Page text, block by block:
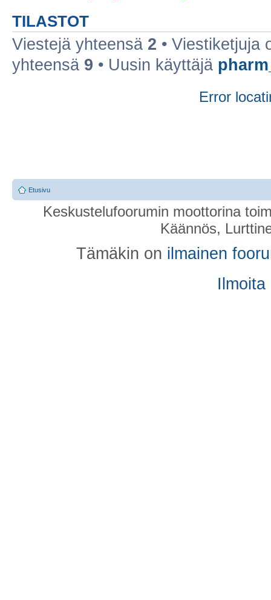
TILASTOT
Viestejä yhteensä 2 • Viestiketjuja
yhteensä 9 • Uusin käyttäjä
Error
Etusivu
Keskustelufoorumin moottorina
Käännös,
Tämäkin on ilmainen